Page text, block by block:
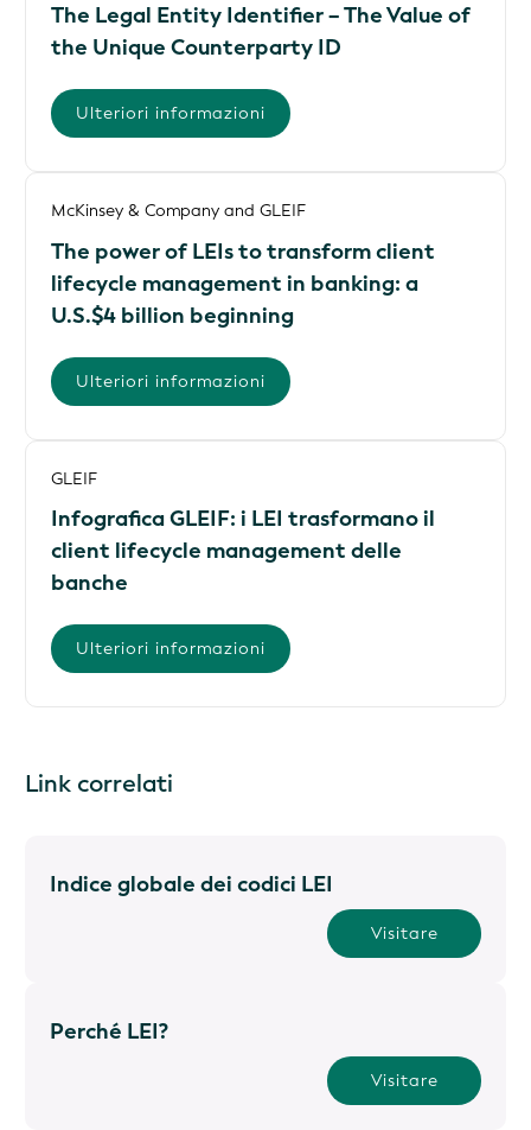
The Legal Entity Identifier – The Value of
the Unique Counterparty ID
Ulteriori informazioni
McKinsey & Company and GLEIF
The power of LEIs to transform client
lifecycle management in banking: a
U.S.$4 billion beginning
Ulteriori informazioni
GLEIF
Infografica GLEIF: i LEI trasformano il
client lifecycle management delle
banche
Ulteriori informazioni
Link correlati
Indice globale dei codici LEI
Visitare
Perché LEI?
Visitare